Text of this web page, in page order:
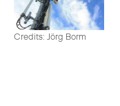
Credits: Jörg Borm